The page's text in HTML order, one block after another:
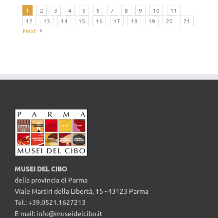
1 2 3 4 5 6 7 8 9 10
11
12
13 14 15 16 17 18 19 20
21
Next
MUSEI DEL CIBO
della provincia di Parma
Viale Martiri della Libertà, 15 - 43123 Parma
Tel.: +39.0521.1627213
E-mail: info@museidelcibo.it